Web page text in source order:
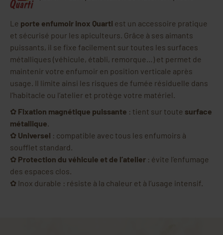
Le porte enfumoir inox Quarti est un accessoire pratique
et sécurisé pour les apiculteurs. Grâce à ses aimants
puissants, il se fixe facilement sur toutes les surfaces
métalliques (véhicule, établi, remorque…) et permet de
maintenir votre enfumoir en position verticale après
usage. Il limite ainsi les risques de fumée résiduelle dans
l’habitacle ou l’atelier et protège votre matériel.
✿ Fixation magnétique puissante : tient sur toute surface
métallique.
✿ Universel : compatible avec tous les enfumoirs à
soufflet standard.
✿ Protection du véhicule et de l’atelier : évite l’enfumage
des espaces clos.
✿ Inox durable : résiste à la chaleur et à l’usage intensif.